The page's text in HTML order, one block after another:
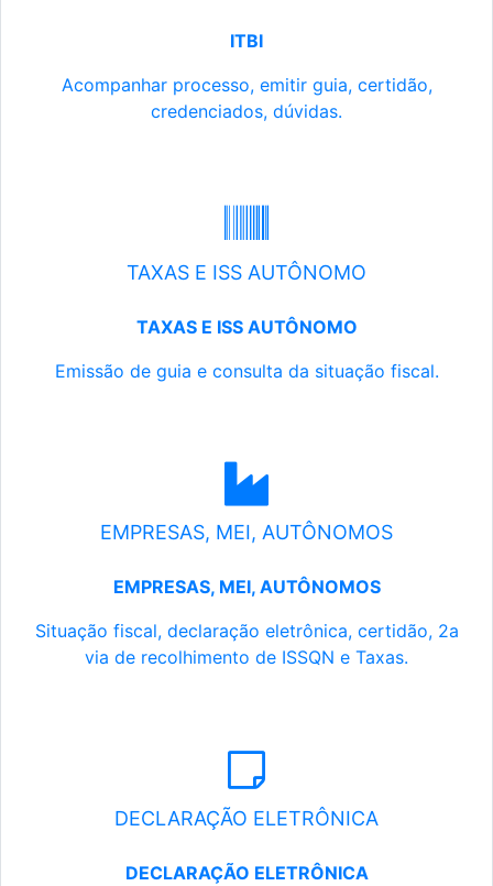
ITBI
Acompanhar processo, emitir guia, certidão,
credenciados, dúvidas.
TAXAS E ISS AUTÔNOMO
TAXAS E ISS AUTÔNOMO
Emissão de guia e consulta da situação fiscal.
EMPRESAS, MEI, AUTÔNOMOS
EMPRESAS, MEI, AUTÔNOMOS
Situação fiscal, declaração eletrônica, certidão, 2a
via de recolhimento de ISSQN e Taxas.
DECLARAÇÃO ELETRÔNICA
DECLARAÇÃO ELETRÔNICA